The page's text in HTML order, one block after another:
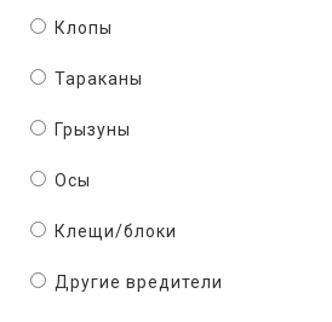
Клопы
Тараканы
Грызуны
Осы
Клещи/блоки
Другие вредители